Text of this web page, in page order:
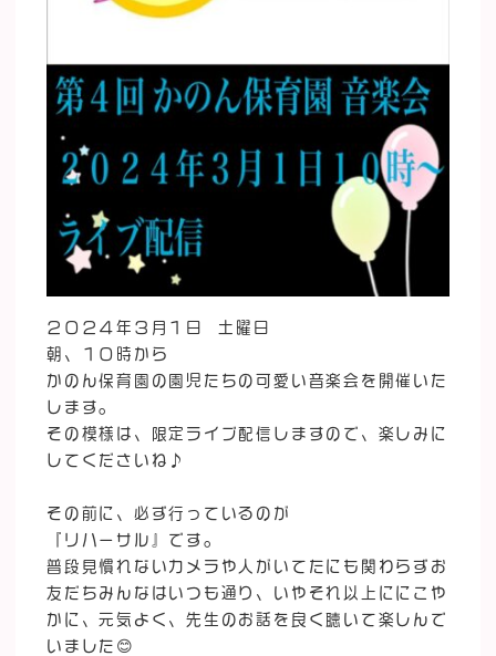
２０２４年３月１日 土曜日
朝、１０時から
かのん保育園の園児たちの可愛い音楽会を開催いた
します。
その模様は、限定ライブ配信しますので、楽しみに
してくださいね♪
その前に、必ず行っているのが
『リハーサル』です。
普段見慣れないカメラや人がいてたにも関わらずお
友だちみんなはいつも通り、いやそれ以上ににこや
かに、元気よく、先生のお話を良く聴いて楽しんで
いました😊